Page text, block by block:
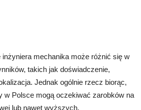
inżyniera mechanika może różnić się w
takich jak doświadczenie,
Jednak ogólnie rzecz biorąc,
w Polsce mogą oczekiwać zarobków na
lub nawet wyższych.